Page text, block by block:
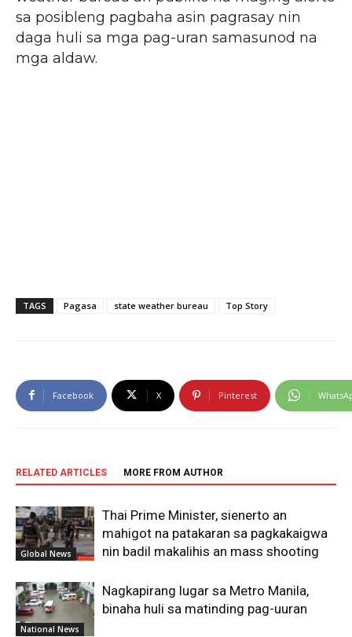
sa posibleng pagbaha asin pagrasay nin
daga huli sa mga pag-uran samasunod na
mga aldaw.
TAGS Pagasa state weather bureau Top Story
Facebook X Pinterest
RELATED ARTICLES MORE FROM AUTHOR
Global News
Thai Prime Minister, sienerto an
mahigot na patakaran sa pagkakaigwa
nin badil makalihis an mass shooting
National News
Nagkapirang lugar sa Metro Manila,
binaha huli sa matinding pag-uuran